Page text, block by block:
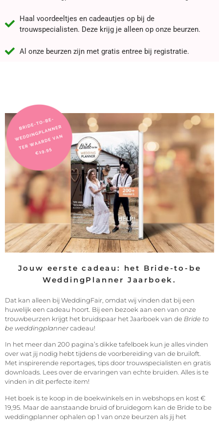
Haal voordeeltjes en cadeautjes op bij de
trouwspecialisten. Deze krijg je alleen op onze beurzen.
Al onze beurzen zijn met gratis entree bij registratie.
Jouw eerste cadeau: het Bride-to-be
WeddingPlanner Jaarboek.
Dat kan alleen bij WeddingFair, omdat wij vinden dat bij een
huwelijk een cadeau hoort. Bij een bezoek aan een van onze
trouwbeurzen krijgt het bruidspaar het Jaarboek van de Bride to
be weddingplannercadeau!
In het meer dan 200 pagina’s dikke tafelboek kun je alles vinden
over wat jij nodig hebt tijdens de voorbereiding van de bruiloft.
Met inspirerende reportages, tips door trouwspecialisten en gratis
downloads. Lees over de ervaringen van echte bruiden. Alles is te
vinden in dit perfecte item!
Het boek is te koop in de boekwinkels en in webshops en kost €
19,95. Maar de aanstaande bruid of bruidegom kan de Bride to be
weddingplanner ophalen op 1 van onze beurzen als jij het